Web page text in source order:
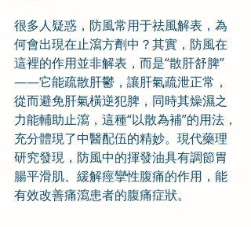
很多人疑惑，防風常用于祛風解表，為
何會出現在止瀉方劑中？其實，防風在
這裡的作用並非解表，而是“散肝舒脾”
——它能疏散肝鬱，讓肝氣疏泄正常，
從而避免肝氣橫逆犯脾，同時其燥濕之
力能輔助止瀉，這種“以散為補”的用法，
充分體現了中醫配伍的精妙。現代藥理
研究發現，防風中的揮發油具有調節胃
腸平滑肌、緩解痙攣性腹痛的作用，能
有效改善痛瀉患者的腹痛症狀。